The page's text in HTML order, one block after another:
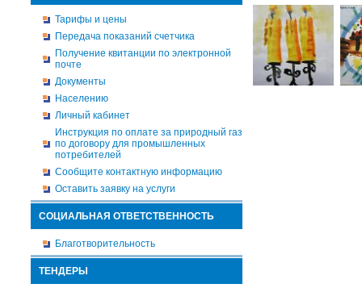
Тарифы и цены
Передача показаний счетчика
Получение квитанции по электронной
почте
Документы
Населению
Личный кабинет
Инструкция по оплате за природный газ
по договору для промышленных
потребителей
Сообщите контактную информацию
Оставить заявку на услуги
СОЦИАЛЬНАЯ ОТВЕТСТВЕННОСТЬ
Благотворительность
ТЕНДЕРЫ